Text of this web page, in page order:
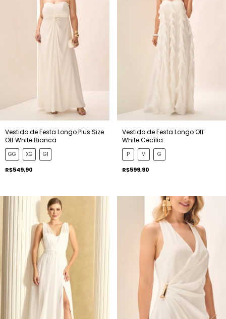
Vestido de Festa Longo Plus Size
Off White Bianca
GG XG G1
R$549,90
Vestido de Festa Longo Off
White Cecília
P M G
R$599,90